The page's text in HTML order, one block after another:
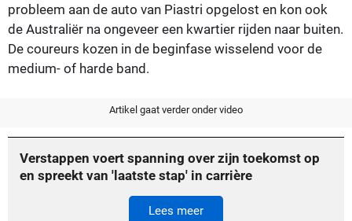
probleem aan de auto van Piastri opgelost en kon ook
de Australiër na ongeveer een kwartier rijden naar buiten.
De coureurs kozen in de beginfase wisselend voor de
medium- of harde band.
Artikel gaat verder onder video
Verstappen voert spanning over zijn toekomst op
en spreekt van 'laatste stap' in carrière
Lees meer